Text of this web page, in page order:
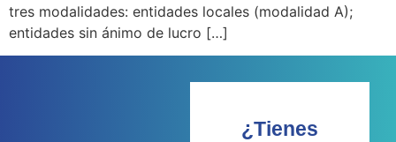
tres modalidades: entidades locales (modalidad A);
entidades sin ánimo de lucro […]
¿Tienes